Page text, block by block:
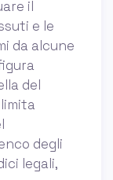
il
e le
da alcune
del
degli
legali,